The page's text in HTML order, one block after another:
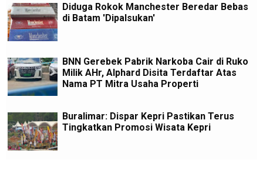
Diduga Rokok Manchester Beredar Bebas
di Batam 'Dipalsukan'
BNN Gerebek Pabrik Narkoba Cair di Ruko
Milik AHr, Alphard Disita Terdaftar Atas
Nama PT Mitra Usaha Properti
Buralimar: Dispar Kepri Pastikan Terus
Tingkatkan Promosi Wisata Kepri